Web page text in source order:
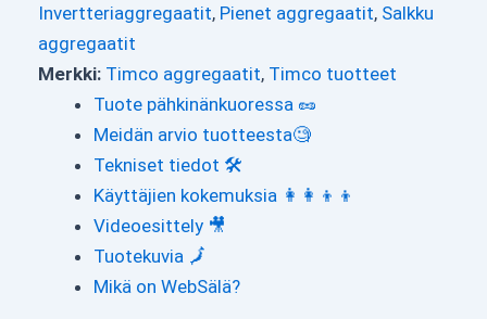
Invertteriaggregaatit, Pienet aggregaatit, Salkku
aggregaatit
Merkki: Timco aggregaatit, Timco tuotteet
Tuote pähkinänkuoressa 🥜
Meidän arvio tuotteesta🧐
Tekniset tiedot 🛠
Käyttäjien kokemuksia 👩‍👩‍👦‍👦
Videoesittely 🎥
Tuotekuvia 🗾
Mikä on WebSälä?